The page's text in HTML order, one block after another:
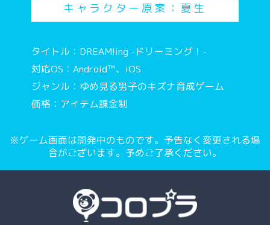
キャラクター原案：夏生
タイトル：DREAM!ing -ドリーミング！-
対応OS：Android™、iOS
ジャンル：ゆめ見る男子のキズナ育成ゲーム
価格：アイテム課金制
※ゲーム画面は開発中のものです。予告なく変更される場
合がございます。予めご了承ください。